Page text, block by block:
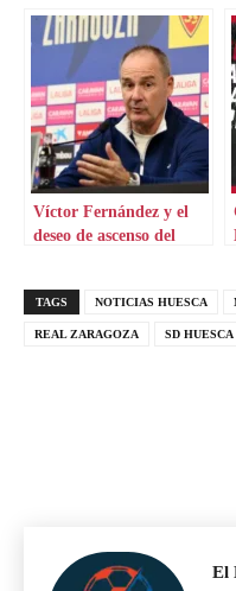
Víctor Fernández y el
deseo de ascenso del
TAGS NOTICIAS HUESCA
REAL ZARAGOZA SD HUESCA
El